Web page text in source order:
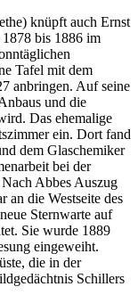
knüpft auch Ernst
bis 1886 im
Tafel mit dem
anbringen. Auf seine
und die
Das ehemalige
ein. Dort fand
dem Glaschemiker
bei der
Abbes Auszug
an die Westseite des
Sternwarte auf
Sie wurde 1889
eingeweiht.
die in der
Schillers